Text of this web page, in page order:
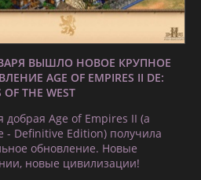
ВЫШЛО НОВОЕ КРУПНОЕ
AGE OF EMPIRES II DE:
OF THE WEST
добрая Age of Empires II (а
- Definitive Edition) получила
обновление. Новые
новые цивилизации!